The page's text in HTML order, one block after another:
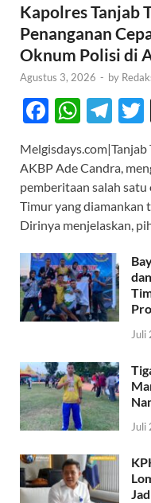
Kapolres Tanjab
Penanganan
Oknum Polisi di
Agustus 3, 2026 - by
F
e
b
o
o
k
W
at
s
A
p
p
T
e
gr
a
m
AKBP Ade Candra,
pemberitaan salah
Timur yang diamankan
Dirinya menjelaskan,
Juli
Juli